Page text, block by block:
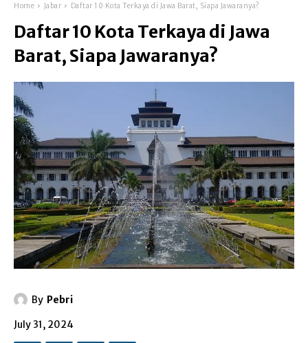
Home Jabar Daftar 10 Kota Terkaya di Jawa Barat, Siapa Jawaranya?
Daftar 10 Kota Terkaya di Jawa
Barat, Siapa Jawaranya?
By Pebri
July 31, 2024